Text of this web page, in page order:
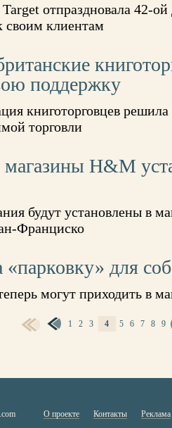
Target отпраздновала 42-
своим клиентам
поддержку
книготорговцев
торговли
Н&M
будут установлены в
Франциско
«парковку» для
могут приходить в
1 2 3 4 5 6 7 8 9
О проекте Контакты Реклама